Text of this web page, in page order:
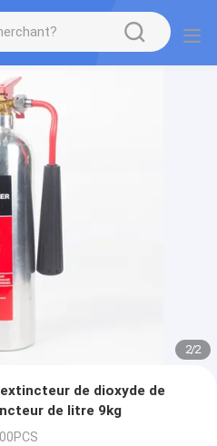
2/2
de dioxyde de
de litre 9kg